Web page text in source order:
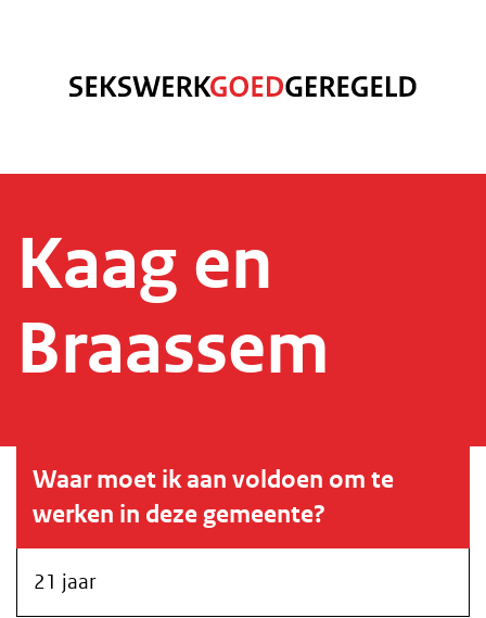
Kaag en
Braassem
Waar moet ik aan voldoen om te
werken in deze gemeente?
21 jaar